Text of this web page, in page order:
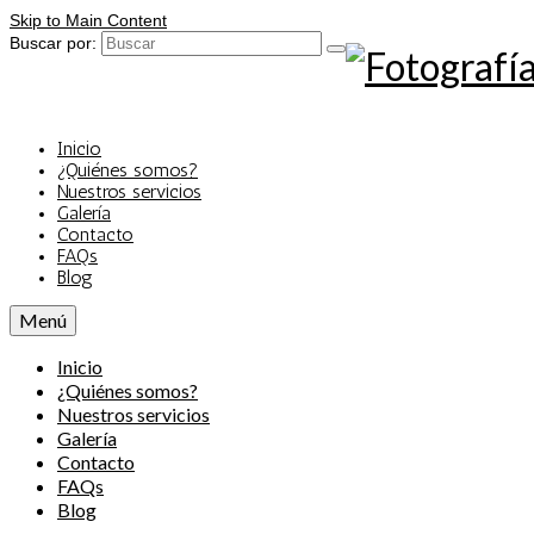
Skip to Main Content
Buscar por:
Inicio
¿Quiénes somos?
Nuestros servicios
Galería
Contacto
FAQs
Blog
Menú
Inicio
¿Quiénes somos?
Nuestros servicios
Galería
Contacto
FAQs
Blog